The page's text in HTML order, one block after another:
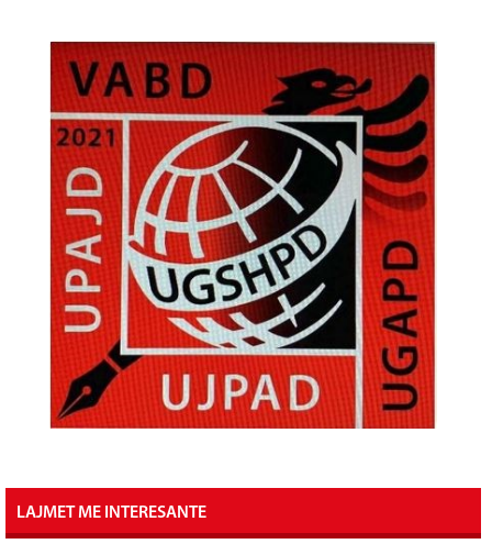
LAJMET ME INTERESANTE